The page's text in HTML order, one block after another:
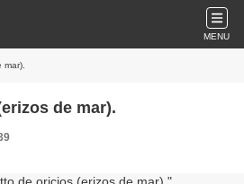
MENU
de mar).